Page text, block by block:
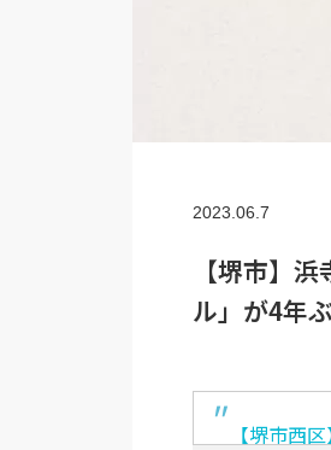
2023.06.7
【堺市】
ル」が4年
【堺市西